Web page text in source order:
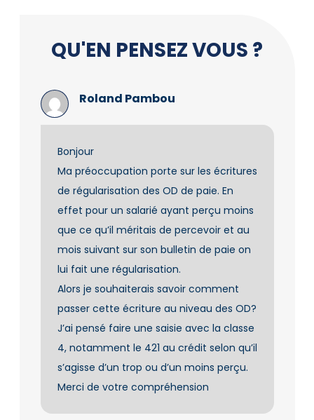
QU'EN PENSEZ VOUS ?
Roland Pambou
Bonjour
Ma préoccupation porte sur les écritures
de régularisation des OD de paie. En
effet pour un salarié ayant perçu moins
que ce qu’il méritais de percevoir et au
mois suivant sur son bulletin de paie on
lui fait une régularisation.
Alors je souhaiterais savoir comment
passer cette écriture au niveau des OD?
J’ai pensé faire une saisie avec la classe
4, notamment le 421 au crédit selon qu’il
s’agisse d’un trop ou d’un moins perçu.
Merci de votre compréhension